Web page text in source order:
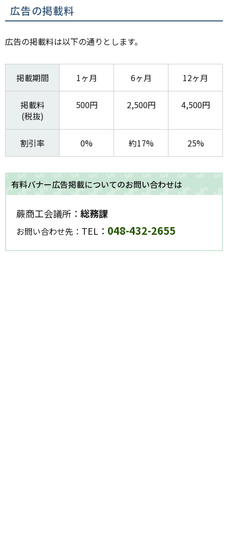
広告の掲載料
広告の掲載料は以下の通りとします。
掲載期間 1ヶ月 6ヶ月 12ヶ月
掲載料
(税抜)
500円 2,500円 4,500円
割引率 0% 約17% 25%
有料バナー広告掲載についてのお問い合わせは
蕨商工会議所： 総務課
お問い合わせ先： TEL： 048-432-2655